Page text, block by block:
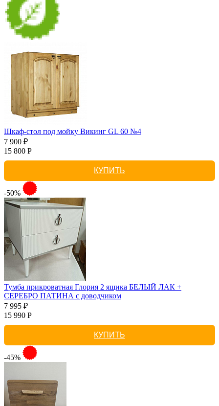
Шкаф-стол под мойку Викинг GL 60 №4
7 900 ₽
15 800 Р
КУПИТЬ
-50%
Тумба прикроватная Глория 2 ящика БЕЛЫЙ ЛАК +
СЕРЕБРО ПАТИНА с доводчиком
7 995 ₽
15 990 Р
КУПИТЬ
-45%